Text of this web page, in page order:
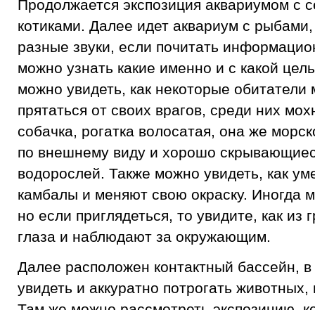
Продолжается экспозиция аквариумом с
котиками. Далее идет аквариум с
разные звуки, если почитать
можно узнать какие именно и с какой
можно увидеть, как некоторые обитатели
прятаться от своих врагов, среди них
собачка, рогатка волосатая, она же
по внешнему виду и хорошо
водорослей. Также можно увидеть, как
камбалы и меняют свою окраску. Иногда
но если приглядеться, то увидите, как из
глаза и наблюдают за окружающим.
Далее расположен контактный бассейн,
увидеть и аккуратно потрогать